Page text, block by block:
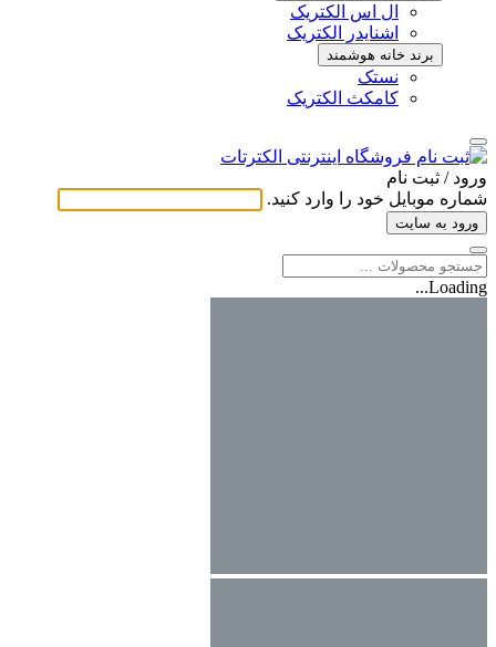
ال اس الکتریک
اشنایدر الکتریک
برند خانه هوشمند
نستک
کامکث الکتریک
ورود / ثبت ‌نام
شماره موبایل خود را وارد کنید.
ورود به سایت
Loading...